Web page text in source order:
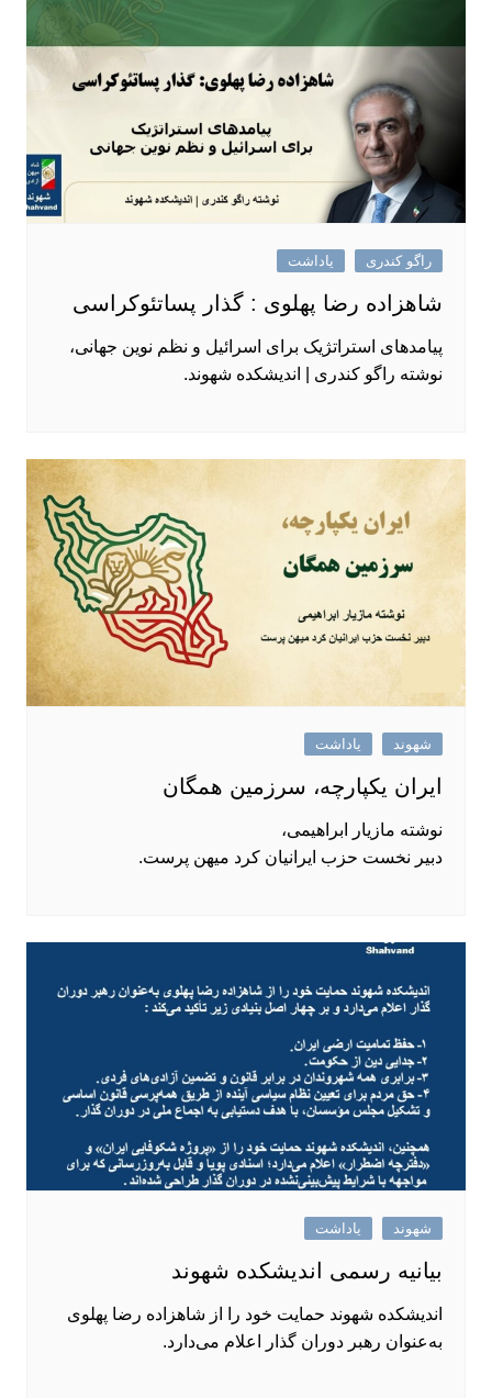
راگو کندری یاداشت
شاهزاده رضا پهلوی : گذار پساتئوکراسی
پیامدهای استراتژیک برای اسرائیل و نظم نوین جهانی،
نوشته راگو کندری | اندیشکده شهوند.
شهوند یاداشت
ایران یکپارچه، سرزمین همگان
نوشته مازیار ابراهیمی،
دبیر نخست حزب ایرانیان کرد میهن پرست.
شهوند یاداشت
بیانیه رسمی اندیشکده شهوند
اندیشکده شهوند حمایت خود را از شاهزاده رضا پهلوی
به‌عنوان رهبر دوران گذار اعلام می‌دارد.